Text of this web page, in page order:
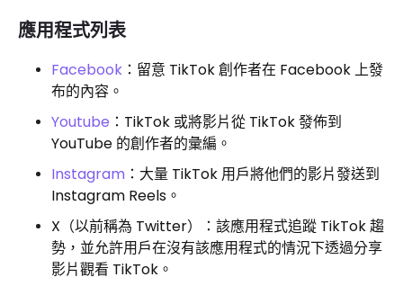
應用程式列表
Facebook ：留意 TikTok 創作者在 Facebook 上發
布的內容。
Youtube ：TikTok 或將影片從 TikTok 發佈到
YouTube 的創作者的彙編。
Instagram ：大量 TikTok 用戶將他們的影片發送到
Instagram Reels。
X（以前稱為 Twitter）：該應用程式追蹤 TikTok 趨
勢，並允許用戶在沒有該應用程式的情況下透過分享
影片觀看 TikTok。